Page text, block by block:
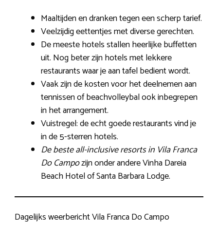
Maaltijden en dranken tegen een scherp tarief.
Veelzijdig eettentjes met diverse gerechten.
De meeste hotels stallen heerlijke buffetten
uit. Nog beter zijn hotels met lekkere
restaurants waar je aan tafel bedient wordt.
Vaak zijn de kosten voor het deelnemen aan
tennissen of beachvolleybal ook inbegrepen
in het arrangement.
Vuistregel: de echt goede restaurants vind je
in de 5-sterren hotels.
De beste all-inclusive resorts in Vila Franca
Do Campozijn onder andere Vinha Dareia
Beach Hotel of Santa Barbara Lodge.
Dagelijks weerbericht Vila Franca Do Campo